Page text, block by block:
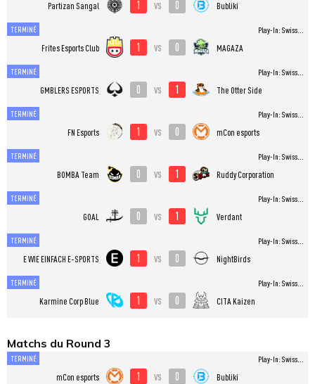
Partizan Sangal 1 vs 0 Bubliki
TERMINÉ
Frites Esports Club 1 vs 0 MAGAZA
Play-In: Swiss...
TERMINÉ
GMBLERS ESPORTS 0 vs 1 The Otter Side
Play-In: Swiss...
TERMINÉ
FN Esports 1 vs 0 mCon esports
Play-In: Swiss...
TERMINÉ
BOMBA Team 0 vs 1 Ruddy Corporation
Play-In: Swiss...
TERMINÉ
GOAL 0 vs 1 Verdant
Play-In: Swiss...
TERMINÉ
E WIE EINFACH E-SPORTS 1 vs 0 NightBirds
Play-In: Swiss...
TERMINÉ
Karmine Corp Blue 1 vs 0 CITA Kaizen
Play-In: Swiss...
Matchs du Round 3
TERMINÉ
mCon esports 1 vs 0 Bubliki
Play-In: Swiss...